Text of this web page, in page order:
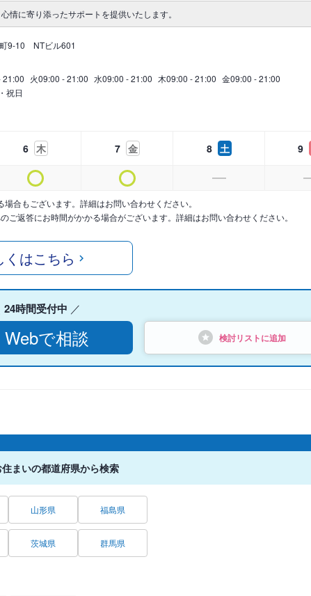
情に寄り添ったサポートを提供いたします。
9‐10 NTビル601
21:00 火09:00 - 21:00 水09:00 - 21:00 木09:00 - 21:00 金09:00 - 21:00
祝日
6 木 7 金 8 土 9
合もございます。詳細はお問い合わせください。
返答にお時間がかかる場合がございます。詳細はお問い合わせください。
くはこちら
24時間受付中
Webで相談 検討リストに追加
住まいの都道府県から検索
山形県 福島県
茨城県 群馬県